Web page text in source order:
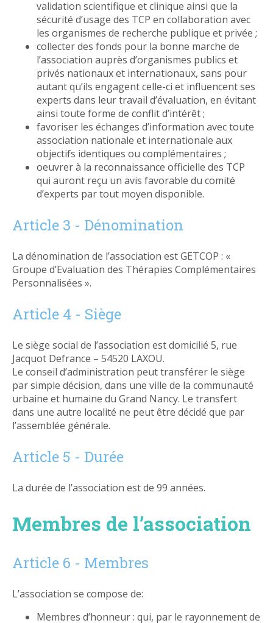
validation scientifique et clinique ainsi que la
sécurité d’usage des TCP en collaboration avec
les organismes de recherche publique et privée ;
collecter des fonds pour la bonne marche de
l’association auprès d’organismes publics et
privés nationaux et internationaux, sans pour
autant qu’ils engagent celle-ci et influencent ses
experts dans leur travail d’évaluation, en évitant
ainsi toute forme de conflit d’intérêt ;
favoriser les échanges d’information avec toute
association nationale et internationale aux
objectifs identiques ou complémentaires ;
oeuvrer à la reconnaissance officielle des TCP
qui auront reçu un avis favorable du comité
d’experts par tout moyen disponible.
Article 3 - Dénomination
La dénomination de l’association est GETCOP : «
Groupe d’Evaluation des Thérapies Complémentaires
Personnalisées ».
Article 4 - Siège
Le siège social de l’association est domicilié 5, rue
Jacquot Defrance – 54520 LAXOU.
Le conseil d’administration peut transférer le siège
par simple décision, dans une ville de la communauté
urbaine et humaine du Grand Nancy. Le transfert
dans une autre localité ne peut être décidé que par
l’assemblée générale.
Article 5 - Durée
La durée de l’association est de 99 années.
Membres de l’association
Article 6 - Membres
L’association se compose de:
Membres d’honneur : qui, par le rayonnement de